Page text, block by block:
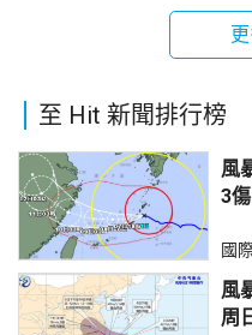
至 Hit 新聞排行榜
風
3
國
風
周